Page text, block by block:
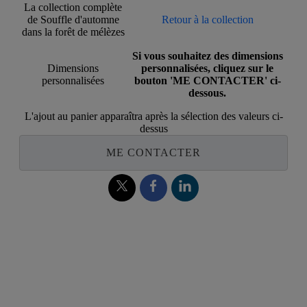
La collection complète
de Souffle d'automne
dans la forêt de mélèzes
Retour à la collection
Dimensions
personnalisées
Si vous souhaitez des dimensions
personnalisées, cliquez sur le
bouton 'ME CONTACTER' ci-
dessous.
L'ajout au panier apparaîtra après la sélection des valeurs ci-
dessus
ME CONTACTER